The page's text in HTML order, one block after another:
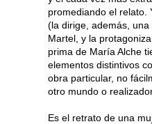
promediando el relato.
(la dirige, además,
Martel, y la
prima de María Alche
elementos distintivos
obra particular, no
otro mundo o
Es el retrato de una